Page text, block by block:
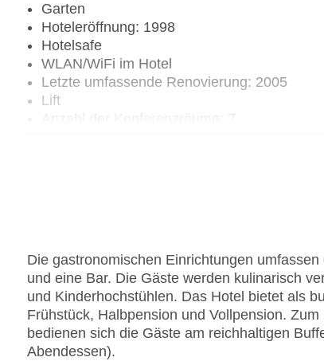
Garten
Hoteleröffnung: 1998
Hotelsafe
WLAN/WiFi im Hotel
Letzte umfassende Renovierung: 2005
Lift
Anzahl der Konferenzräume: 7
Zahlungsarten: American Express, Diners
Landeskategorie: 3 Sterne
Die gastronomischen Einrichtungen
und eine Bar. Die Gäste werden kulinarisch
und Kinderhochstühlen. Das Hotel bietet als
Frühstück, Halbpension und Vollpension.
bedienen sich die Gäste am reichhaltigen
Abendessen).